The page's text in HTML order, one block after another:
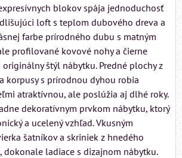
blokov spája jednoduchosť
loft s teplom dubového dreva a
farbe prírodného dubu s matným
profilované kovové nohy a čierne
štýl nábytku. Predné plochy z
korpusy s prírodnou dyhou robia
atraktívnou, ale poslúžia aj dlhé roky.
dekoratívnym prvkom nábytku, ktorý
a ucelený vzhľad. Vkusným
šatníkov a skriniek z hnedého
ladiace s dizajnom nábytku.